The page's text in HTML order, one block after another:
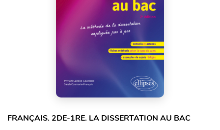
FRANÇAIS. 2DE-1RE. LA DISSERTATION AU BAC